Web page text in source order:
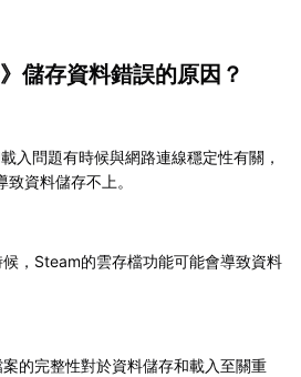
儲存資料錯誤的原因？
入問題有時候與網路連線穩定性有關，
資料儲存不上。
候，Steam的雲存檔功能可能會導致資料
的完整性對於資料儲存和載入至關重